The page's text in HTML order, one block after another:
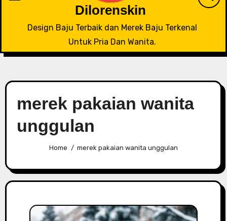
Dilorenskin
Design Baju Terbaik dan Merek Baju Terkenal
Untuk Pria Dan Wanita.
merek pakaian wanita
unggulan
Home merek pakaian wanita unggulan